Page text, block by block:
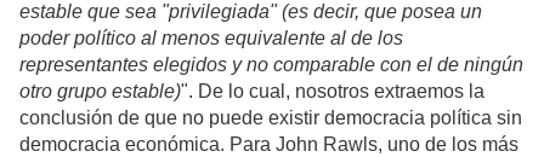
estable que sea "privilegiada" (es decir, que posea un
poder político al menos equivalente al de los
representantes elegidos y no comparable con el de ningún
otro grupo estable)". De lo cual, nosotros extraemos la
conclusión de que no puede existir democracia política sin
democracia económica. Para John Rawls, uno de los más